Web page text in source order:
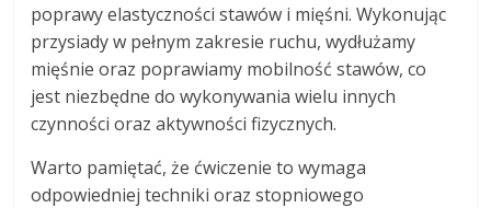
poprawy elastyczności stawów i mięśni. Wykonując
przysiady w pełnym zakresie ruchu, wydłużamy
mięśnie oraz poprawiamy mobilność stawów, co
jest niezbędne do wykonywania wielu innych
czynności oraz aktywności fizycznych.
Warto pamiętać, że ćwiczenie to wymaga
odpowiedniej techniki oraz stopniowego